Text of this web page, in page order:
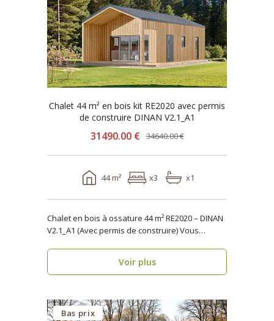
Chalet 44 m² en bois kit RE2020 avec permis
de construire DINAN V2.1_A1
31490.00 € 34640.00 €
44 m² x3 x1
Chalet en bois à ossature 44 m² RE2020 – DINAN
V2.1_A1 (Avec permis de construire) Vous
Voir plus
Bas prix